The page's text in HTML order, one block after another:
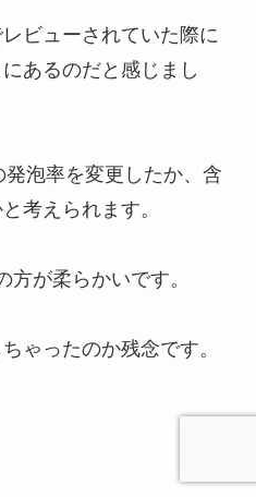
ビューされていた際に
あるのだと感じまし
泡率を変更したか、含
考えられます。
方が柔らかいです。
ゃったのか残念です。